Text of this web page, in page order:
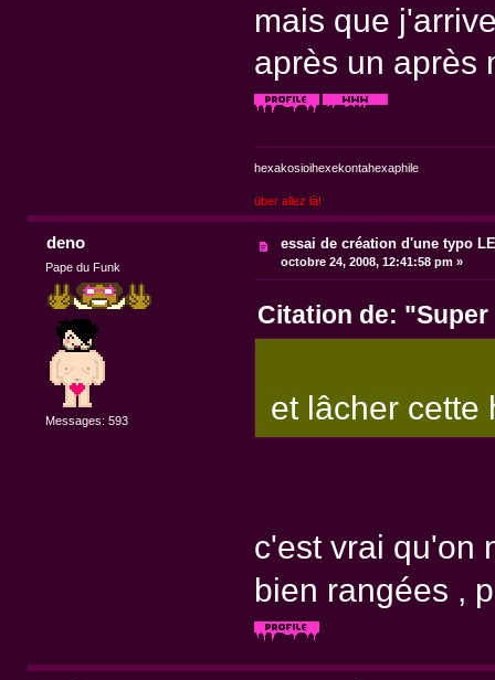
mais que
après un après
hexakosioihexekontahexaphile
über allez là!
deno
Pape du Funk
Messages: 593
essai de création d'une typo
octobre 24, 2008, 12:41:58 pm »
Citation de:
et lâcher cette
c'est vrai qu'on
bien rangées ,